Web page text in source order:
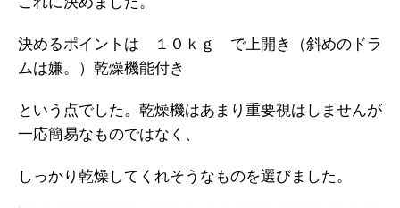
決めるポイントは １０ｋｇ で上開き（斜めのドラ
ムは嫌。）乾燥機能付き
という点でした。乾燥機はあまり重要視はしませんが
一応簡易なものではなく、
しっかり乾燥してくれそうなものを選びました。